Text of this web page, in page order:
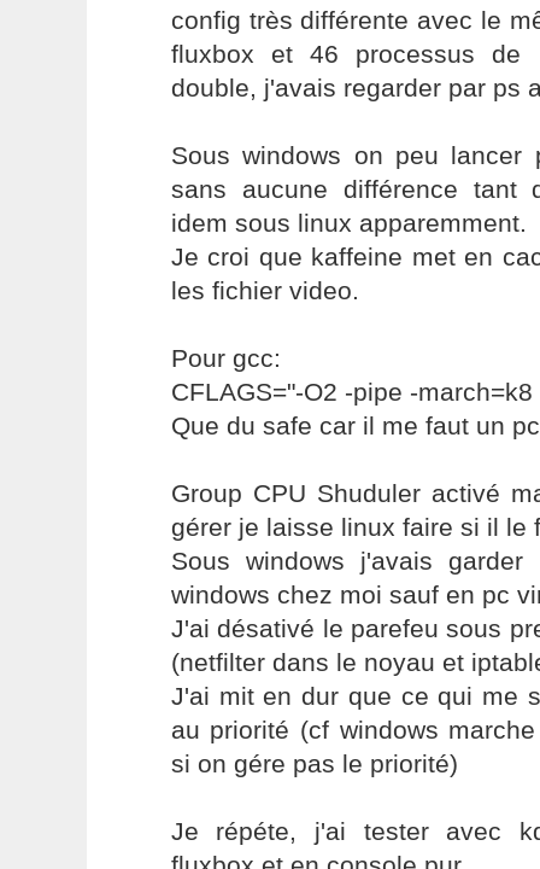
config très différente avec le
fluxbox et 46 processus de
double, j'avais regarder par ps
Sous windows on peu lancer
sans aucune différence tant
idem sous linux apparemment.
Je croi que kaffeine met en
les fichier video.
Pour gcc:
CFLAGS="-O2 -pipe -
Que du safe car il me faut un
Group CPU Shuduler activé
gérer je laisse linux faire si il le
Sous windows j'avais
windows chez moi sauf en pc
J'ai désativé le parefeu sous
(netfilter dans le noyau et
J'ai mit en dur que ce qui me
au priorité (cf windows
si on gére pas le priorité)
Je répéte, j'ai tester avec